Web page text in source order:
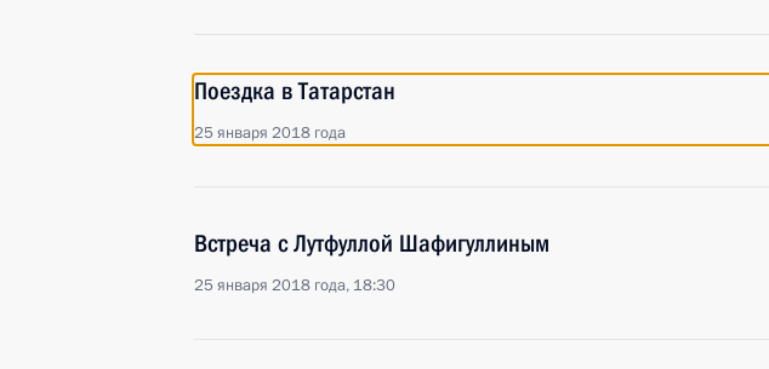
Поездка в Татарстан
25 января 2018 года
Встреча с Лутфуллой Шафигуллиным
25 января 2018 года, 18:30